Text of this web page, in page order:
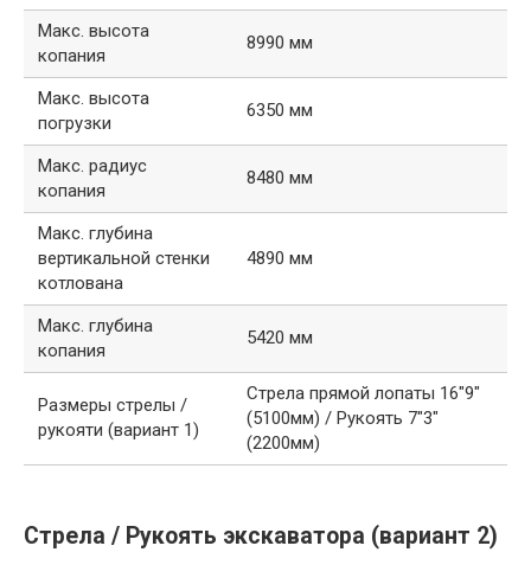
Макс. высота
копания
8990 мм
Макс. высота
погрузки
6350 мм
Макс. радиус
копания
8480 мм
Макс. глубина
вертикальной стенки
котлована
4890 мм
Макс. глубина
копания
5420 мм
Размеры стрелы /
рукояти (вариант 1)
Стрела прямой лопаты 16″9″
(5100мм) / Рукоять 7″3″
(2200мм)
Стрела / Рукоять экскаватора (вариант 2)